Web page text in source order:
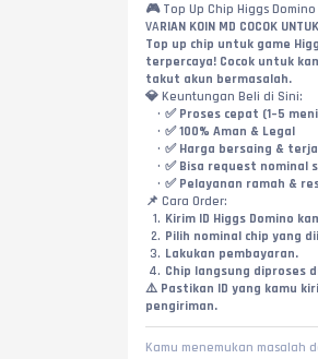
🎮 Top Up Chip Higgs
VARIAN KOIN MD COCOK
Top up chip untuk game
terpercaya! Cocok untuk
takut akun bermasalah.
💎 Keuntungan Beli di Sini:
✅ Proses cepat (1–5
✅ 100% Aman & Legal
✅ Harga bersaing &
✅ Bisa request nominal
✅ Pelayanan ramah &
📌 Cara Order:
Kirim ID Higgs Domino
Pilih nominal chip yang
Lakukan pembayaran.
Chip langsung diproses
⚠️ Pastikan ID yang kamu
pengiriman.
Kamu menemukan masalah